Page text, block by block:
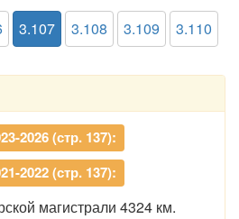
3.107 3.108 3.109 3.110
2026 (стр. 137):
2022 (стр. 137):
магистрали 4324 км.